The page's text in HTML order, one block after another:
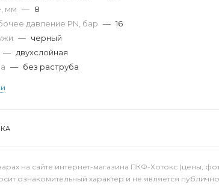
мм — 8
давление PN, бар — 16
— черный
— двухслойная
— без раструба
на сайте интернет-магазина ПКФ-Хотокс (цены,
ознакомительный характер и не является